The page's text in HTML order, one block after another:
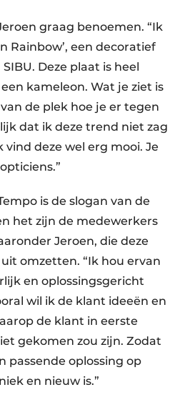
graag benoemen. “Ik
Rainbow’, een decoratief
Deze plaat is heel
kameleon. Wat je ziet is
de plek hoe je er tegen
dat ik deze trend niet zag
deze wel erg mooi. Je
is de slogan van de
het zijn de medewerkers
Jeroen, die deze
omzetten. “Ik hou ervan
en oplossingsgericht
wil ik de klant ideeën en
de klant in eerste
gekomen zou zijn. Zodat
passende oplossing op
en nieuw is.”